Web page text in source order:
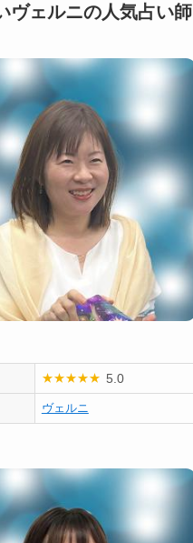
ヴェルニの人気占い師
★★★★★ 5.0
ヴェルニ